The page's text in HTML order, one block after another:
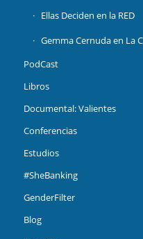
Ellas Deciden en la RED
Gemma Cernuda en La
PodCast
Libros
Documental: Valientes
Conferencias
Estudios
#SheBanking
GenderFilter
Blog